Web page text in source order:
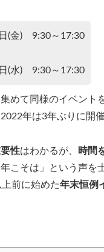
(金) 9:30～17:30
(水) 9:30～17:30
めて同様のイベン
年は3年ぶりに開
性はわかるが、 時間
こそは」という声
前に始めた年末恒例